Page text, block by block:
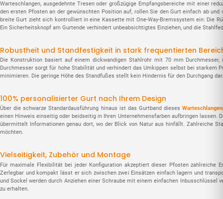
Warteschlangen, ausgedehnte Tresen oder großzügige Empfangsbereiche mit einer
den ersten Pfosten an der gewünschten Position auf, rollen Sie den Gurt einfach ab
breite Gurt zieht sich kontrolliert in eine Kassette mit One-Way-Bremssystem ein: Die
Ein Sicherheitsknopf am Gurtende verhindert unbeabsichtigtes Einziehen, und die
Robustheit und Standfestigkeit in stark frequentierten
Die Konstruktion basiert auf einem dickwandigen Stahlrohr mit 70 mm
Durchmesser sorgt für hohe Stabilität und verhindert das Umkippen selbst bei starkem
minimieren. Die geringe Höhe des Standfußes stellt kein Hindernis für den Durchgang
100% personalisierter Gurt nach Ihrem Design
Über die schwarze Standardausführung hinaus ist das Gurtband dieses
einen Hinweis einseitig oder beidseitig in Ihren Unternehmensfarben aufbringen
übermittelt Informationen genau dort, wo der Blick von Natur aus hinfällt. Zahlreiche
möchten.
Vielseitigkeit, Zubehör und Montage
Für maximale Flexibilität bei jeder Konfiguration akzeptiert dieser Pfosten zahlreiche
Zerlegbar und kompakt lässt er sich zwischen zwei Einsätzen einfach lagern und
und Sockel werden durch Anziehen einer Schraube mit einem einfachen Inbusschlüssel
zu erhalten.